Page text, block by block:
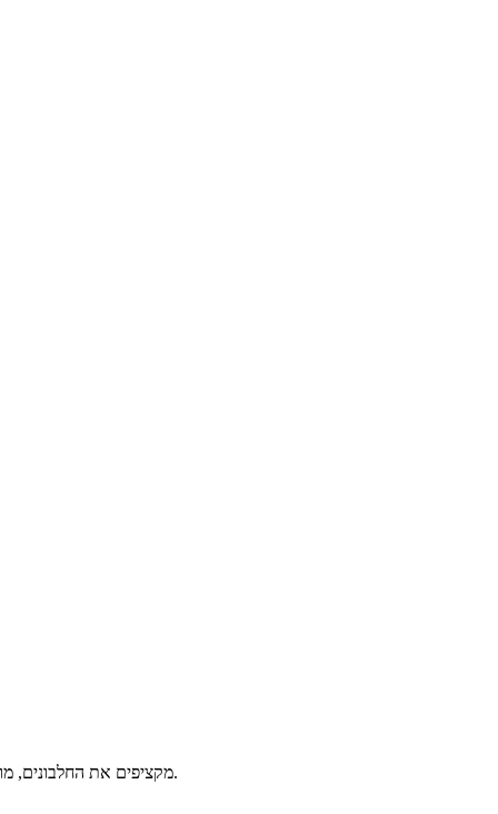
מקציפים את החלבונים, מוסיפים סוכר וסוכר וניל בהדרגה וממשיכים להקציף עד לקבלת קצף יציב. מוסיפים את החלמונים וממשיכים להקציף עד לקבלת קצף תפוח ובהיר.